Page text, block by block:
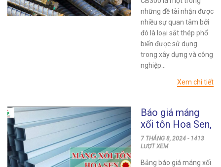
những đề tài nhận được
nhiều sự quan tâm bởi
đó là loại sắt thép phổ
biến được sử dụng
trong xây dựng và công
nghiệp...
Xem chi tiết
Báo giá máng
xối tôn Hoa Sen,
địa chỉ mua giá
rẻ, uy tín
7 THÁNG 8, 2024 - 1413
LƯỢT XEM
Bảng báo giá máng xối